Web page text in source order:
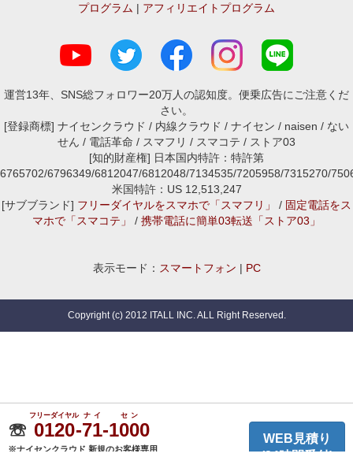
プログラム | アフィリエイトプログラム
運営13年、SNS総フォロワー20万人の認知度。便乗広告にご注意くだ
さい。
[登録商標] ナイセンクラウド / 内線クラウド / ナイセン / naisen / ない
せん / 電話革命 / スマフリ / スマコテ / ストア03
[知的財産権] 日本国内特許：特許第
6765702/6796349/6812047/6812048/7134535/7205958/7315270/
米国特許：US 12,513,247
[サブブランド] フリーダイヤルをスマホで「スマフリ」 / 固定電話をス
マホで「スマコテ」
/ 携帯電話に簡単03転送「ストア03」
表示モード： スマートフォン | PC
Copyright (c) 2012 ITALL INC. ALL Right Reserved.
☏ 0120
フリーダイヤル
-71
ナイ
-1000
セン
※ナイセンクラウド 新規のお客様専用
WEB見積り
(24時間受付)